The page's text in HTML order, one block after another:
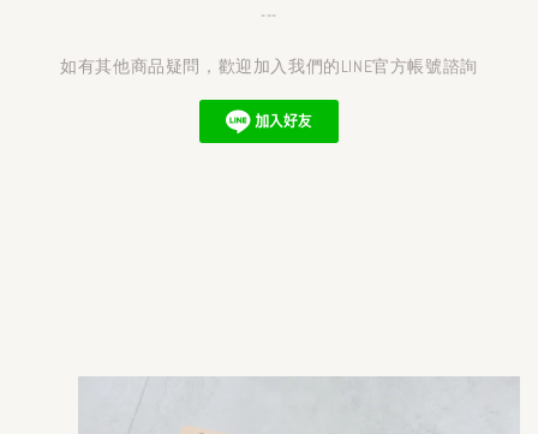
---
如有其他商品疑問，歡迎加入我們的LINE官方帳號諮詢